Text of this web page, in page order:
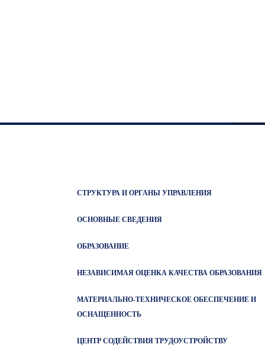
СТРУКТУРА И ОРГАНЫ УПРАВЛЕНИЯ
ОСНОВНЫЕ СВЕДЕНИЯ
ОБРАЗОВАНИЕ
НЕЗАВИСИМАЯ ОЦЕНКА КАЧЕСТВА ОБРАЗОВАНИЯ
МАТЕРИАЛЬНО-ТЕХНИЧЕСКОЕ ОБЕСПЕЧЕНИЕ И
ОСНАЩЕННОСТЬ
ЦЕНТР СОДЕЙСТВИЯ ТРУДОУСТРОЙСТВУ